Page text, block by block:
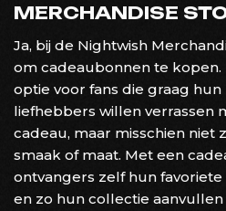
MERCHANDISE
Ja, bij de Nightwish
om cadeaubonnen te kopen.
optie voor fans die graag
liefhebbers willen verrassen
cadeau, maar misschien niet
smaak of maat. Met een
ontvangers zelf hun
en zo hun collectie